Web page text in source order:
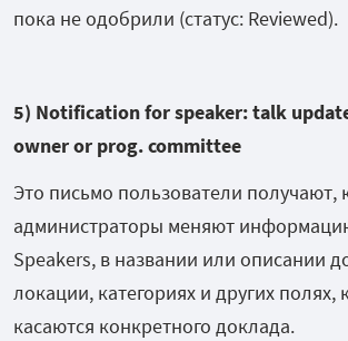
пока не одобрили (статус: Reviewed).
5) Notification for speaker: talk
owner or prog. committee
Это письмо пользователи получают,
администраторы меняют
Speakers, в названии или описании
локации, категориях и других полях,
касаются конкретного доклада.